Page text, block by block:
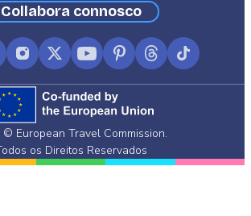
Collabora connosco
Instagram
X
(formerly
Twitter)
YouTubePinterest
ThreadsTikTok
© European Travel Commission.
os Direitos Reservados